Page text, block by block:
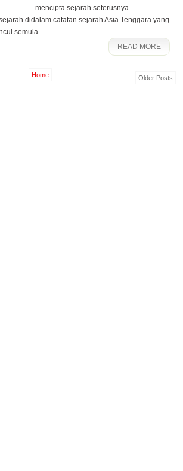
mencipta sejarah seterusnya
didalam catatan sejarah Asia Tenggara yang
semula...
READ MORE
Older Posts
Home